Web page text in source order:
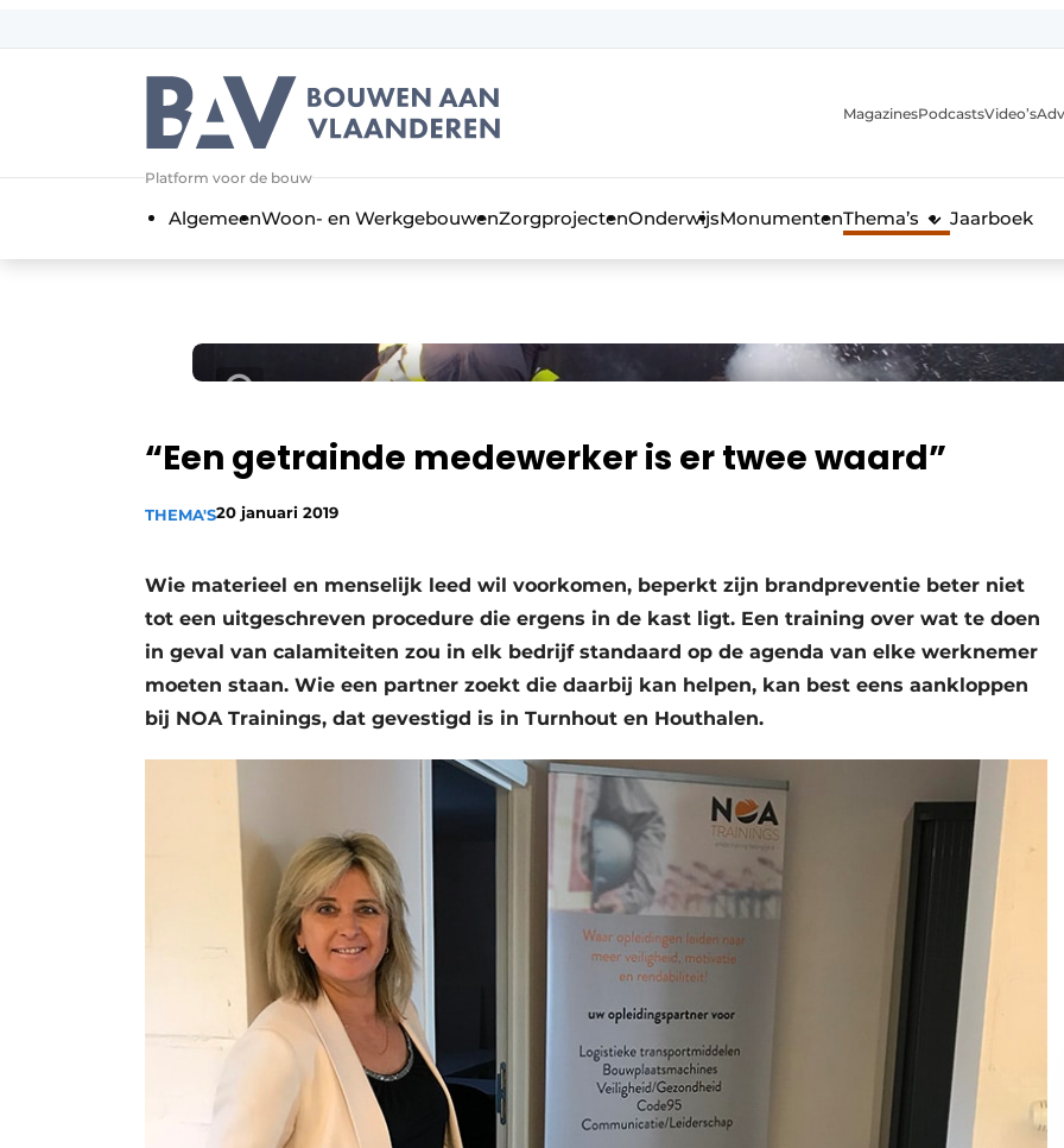
Aanmelden
Algemene voorwaarden
Bedrijven
Podcasts
Privacy / Cookie statement
Vacatures
Video’s
Aanmelden
Bedrijven
Bedrijven
Platform voor de bouw
MagazinesPodcastsVideo’s
AlgemeenWoon- en WerkgebouwenZorgprojectenOnderwijsMonumentenThema’s Jaarboek
“Een getrainde medewerker is er twee waard”
THEMA'S20 januari 2019
Wie materieel en menselijk leed wil voorkomen, beperkt zijn brandpreventie beter niet
tot een uitgeschreven procedure die ergens in de kast ligt. Een training over wat te doen
in geval van calamiteiten zou in elk bedrijf standaard op de agenda van elke werknemer
moeten staan. Wie een partner zoekt die daarbij kan helpen, kan best eens aankloppen
bij NOA Trainings, dat gevestigd is in Turnhout en Houthalen.